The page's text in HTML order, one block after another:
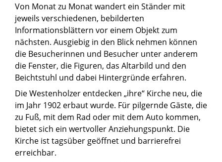
Von Monat zu Monat wandert ein Ständer mit
jeweils verschiedenen, bebilderten
Informationsblättern vor einem Objekt zum
nächsten. Ausgiebig in den Blick nehmen können
die Besucherinnen und Besucher unter anderem
die Fenster, die Figuren, das Altarbild und den
Beichtstuhl und dabei Hintergründe erfahren.
Die Westenholzer entdecken „ihre“ Kirche neu, die
im Jahr 1902 erbaut wurde. Für pilgernde Gäste, die
zu Fuß, mit dem Rad oder mit dem Auto kommen,
bietet sich ein wertvoller Anziehungspunkt. Die
Kirche ist tagsüber geöffnet und barrierefrei
erreichbar.